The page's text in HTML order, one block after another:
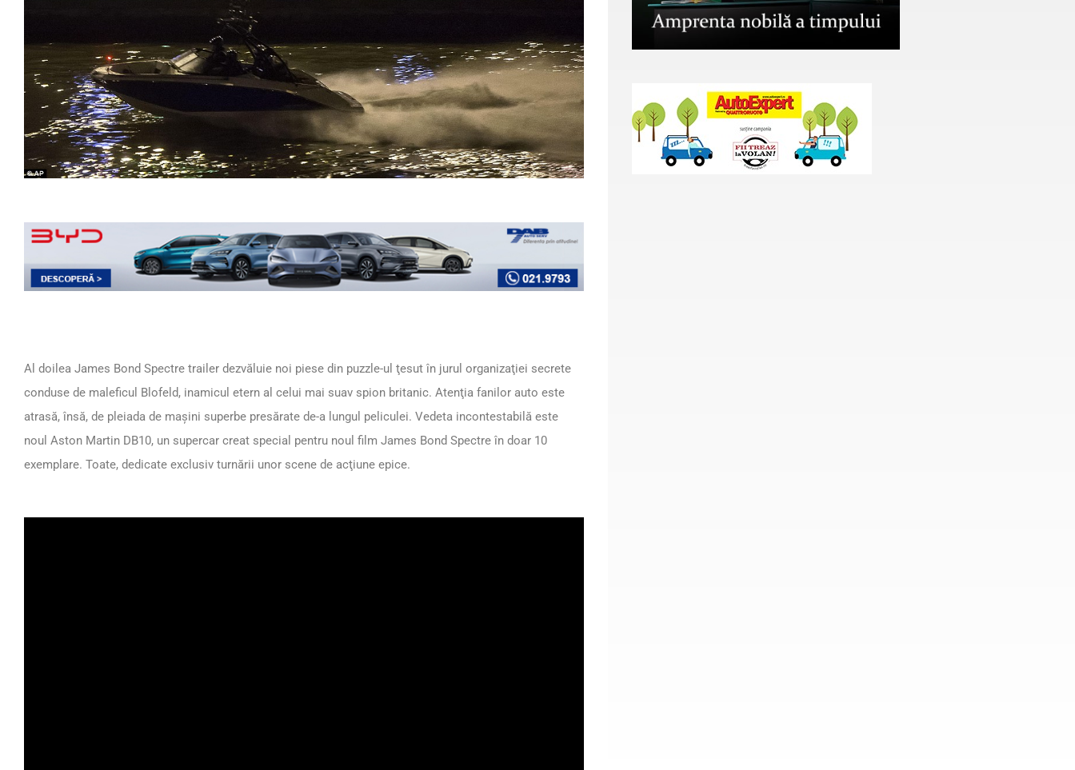
Al doilea James Bond Spectre trailer dezvăluie noi piese din puzzle-ul ţesut în jurul organizaţiei secrete
conduse de maleficul Blofeld, inamicul etern al celui mai suav spion britanic. Atenţia fanilor auto este
atrasă, însă, de pleiada de maşini superbe presărate de-a lungul peliculei. Vedeta incontestabilă este
noul Aston Martin DB10, un supercar creat special pentru noul film James Bond Spectre în doar 10
exemplare. Toate, dedicate exclusiv turnării unor scene de acţiune epice.